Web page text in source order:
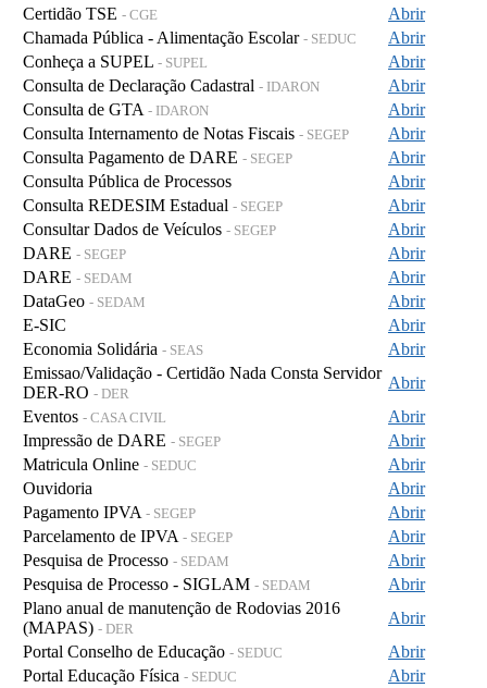
Certidão TSE - CGE
Abrir
Chamada Pública - Alimentação Escolar - SEDUC
Abrir
Conheça a SUPEL - SUPEL
Abrir
Consulta de Declaração Cadastral - IDARON
Abrir
Consulta de GTA - IDARON
Abrir
Consulta Internamento de Notas Fiscais - SEGEP
Abrir
Consulta Pagamento de DARE - SEGEP
Abrir
Consulta Pública de Processos
Abrir
Consulta REDESIM Estadual - SEGEP
Abrir
Consultar Dados de Veículos - SEGEP
Abrir
DARE - SEGEP
Abrir
DARE - SEDAM
Abrir
DataGeo - SEDAM
Abrir
E-SIC
Abrir
Economia Solidária - SEAS
Abrir
Emissao/Validação - Certidão Nada Consta Servidor
DER-RO - DER
Abrir
Eventos - CASA CIVIL
Abrir
Impressão de DARE - SEGEP
Abrir
Matricula Online - SEDUC
Abrir
Ouvidoria
Abrir
Pagamento IPVA - SEGEP
Abrir
Parcelamento de IPVA - SEGEP
Abrir
Pesquisa de Processo - SEDAM
Abrir
Pesquisa de Processo - SIGLAM - SEDAM
Abrir
Plano anual de manutenção de Rodovias 2016
(MAPAS) - DER
Abrir
Portal Conselho de Educação - SEDUC
Abrir
Portal Educação Física - SEDUC
Abrir